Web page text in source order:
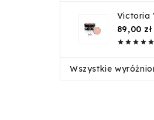
Victoria
Salon
UVLED
Cover
89,00 zł
    
Wszystkie